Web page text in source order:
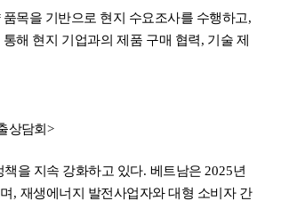
목을 기반으로 현지 수요조사를 수행하고,
통해 현지 기업과의 제품 구매 협력, 기술 제
상담회 >
을 지속 강화하고 있다. 베트남은 2025년
, 재생에너지 발전사업자와 대형 소비자 간